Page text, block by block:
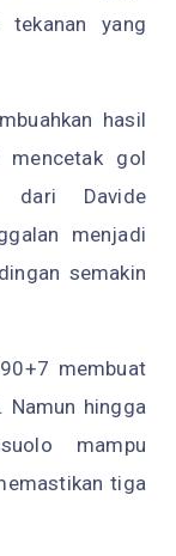
tekanan yang
hasil
mencetak gol
dari Davide
menjadi
semakin
membuat
Namun hingga
mampu
tiga